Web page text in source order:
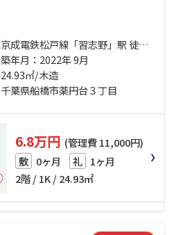
京成電鉄松戸線「習志野」駅 徒歩9
分 京成電鉄松戸線「薬園台」駅 徒
歩13分 総武線「津田沼」駅 徒歩46
分
築年月：2022年 9月
24.93㎡/木造
千葉県船橋市薬円台３丁目
6.8万円 (管理費 11,000円)
敷 0ヶ月 礼 1ヶ月
2階 / 1K / 24.93㎡